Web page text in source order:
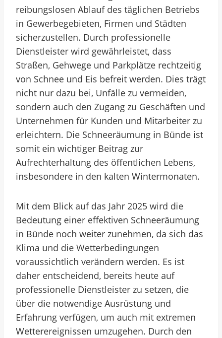
reibungslosen Ablauf des täglichen Betriebs
in Gewerbegebieten, Firmen und Städten
sicherzustellen. Durch professionelle
Dienstleister wird gewährleistet, dass
Straßen, Gehwege und Parkplätze rechtzeitig
von Schnee und Eis befreit werden. Dies trägt
nicht nur dazu bei, Unfälle zu vermeiden,
sondern auch den Zugang zu Geschäften und
Unternehmen für Kunden und Mitarbeiter zu
erleichtern. Die Schneeräumung in Bünde ist
somit ein wichtiger Beitrag zur
Aufrechterhaltung des öffentlichen Lebens,
insbesondere in den kalten Wintermonaten.
Mit dem Blick auf das Jahr 2025 wird die
Bedeutung einer effektiven Schneeräumung
in Bünde noch weiter zunehmen, da sich das
Klima und die Wetterbedingungen
voraussichtlich verändern werden. Es ist
daher entscheidend, bereits heute auf
professionelle Dienstleister zu setzen, die
über die notwendige Ausrüstung und
Erfahrung verfügen, um auch mit extremen
Wetterereignissen umzugehen. Durch den